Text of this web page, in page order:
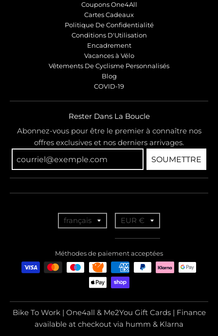
Coupons One4All
Cartes Cadeaux
Politique De Confidentialité
Conditions D'Utilisation
Encadrement
Vacances à Vélo
Vêtements De Cyclisme Personnalisés
Blog
COVID-19
Rester Dans La Boucle
Abonnez-vous pour être le premier à connaître nos
offres exclusives et nos derniers arrivages.
SOUMETTRE
a
n
a
t
français
n
s
l
a
t
EUR €
Méthodes de paiement acceptées
Bike To Work | One4all & Me2You Gift Cards | Finance
available at checkout via humm & Klarna